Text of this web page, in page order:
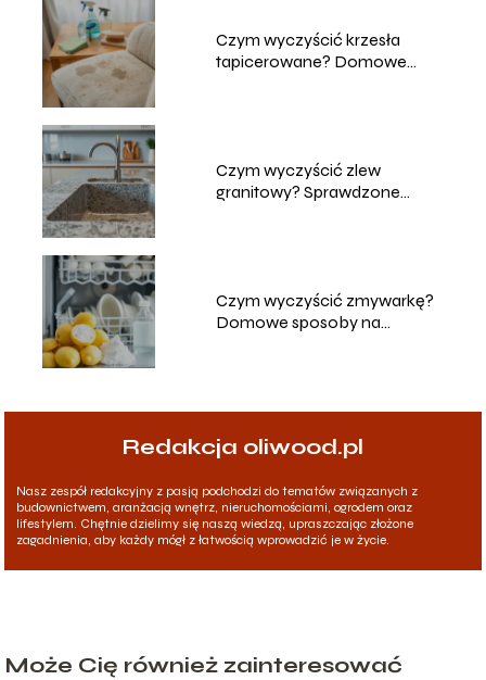
Czym wyczyścić krzesła
tapicerowane? Domowe
Czym wyczyścić zlew
granitowy? Sprawdzone
Czym wyczyścić zmywarkę?
Domowe sposoby na
Redakcja oliwood.pl
Nasz zespół redakcyjny z pasją podchodzi do tematów związanych z
budownictwem, aranżacją wnętrz, nieruchomościami, ogrodem oraz
lifestylem. Chętnie dzielimy się naszą wiedzą, upraszczając złożone
zagadnienia, aby każdy mógł z łatwością wprowadzić je w życie.
Może Cię również zainteresować